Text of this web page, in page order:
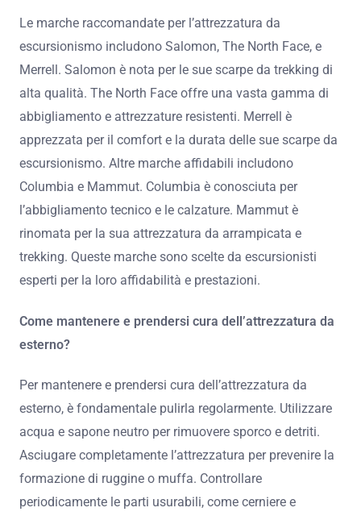
Le marche raccomandate per l’attrezzatura da
escursionismo includono Salomon, The North Face, e
Merrell. Salomon è nota per le sue scarpe da trekking di
alta qualità. The North Face offre una vasta gamma di
abbigliamento e attrezzature resistenti. Merrell è
apprezzata per il comfort e la durata delle sue scarpe da
escursionismo. Altre marche affidabili includono
Columbia e Mammut. Columbia è conosciuta per
l’abbigliamento tecnico e le calzature. Mammut è
rinomata per la sua attrezzatura da arrampicata e
trekking. Queste marche sono scelte da escursionisti
esperti per la loro affidabilità e prestazioni.
Come mantenere e prendersi cura dell’attrezzatura da
esterno?
Per mantenere e prendersi cura dell’attrezzatura da
esterno, è fondamentale pulirla regolarmente. Utilizzare
acqua e sapone neutro per rimuovere sporco e detriti.
Asciugare completamente l’attrezzatura per prevenire la
formazione di ruggine o muffa. Controllare
periodicamente le parti usurabili, come cerniere e